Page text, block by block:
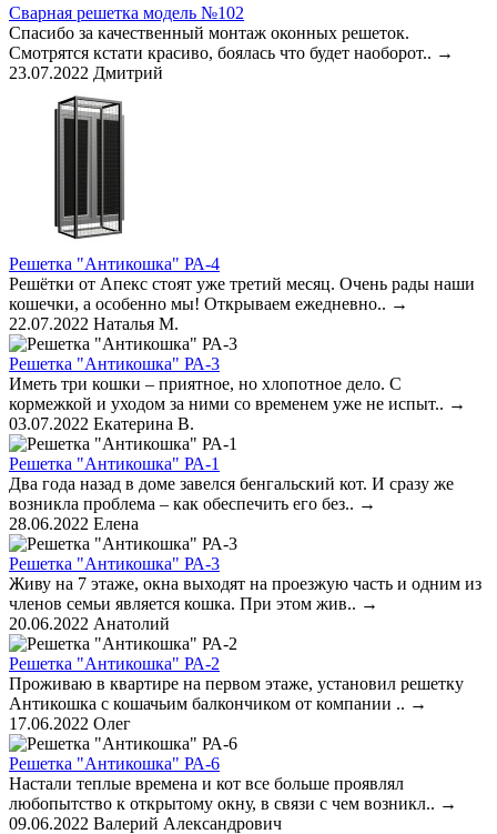
Сварная решетка модель №102
Спасибо за качественный монтаж оконных решеток.
Смотрятся кстати красиво, боялась что будет наоборот.. →
23.07.2022 Дмитрий
Решетка "Антикошка" РА-4
Решётки от Апекс стоят уже третий месяц. Очень рады наши
кошечки, а особенно мы! Открываем ежедневно.. →
22.07.2022 Наталья М.
Решетка "Антикошка" РА-3
Иметь три кошки – приятное, но хлопотное дело. С
кормежкой и уходом за ними со временем уже не испыт.. →
03.07.2022 Екатерина В.
Решетка "Антикошка" РА-1
Два года назад в доме завелся бенгальский кот. И сразу же
возникла проблема – как обеспечить его без.. →
28.06.2022 Елена
Решетка "Антикошка" РА-3
Живу на 7 этаже, окна выходят на проезжую часть и одним из
членов семьи является кошка. При этом жив.. →
20.06.2022 Анатолий
Решетка "Антикошка" РА-2
Проживаю в квартире на первом этаже, установил решетку
Антикошка с кошачьим балкончиком от компании .. →
17.06.2022 Олег
Решетка "Антикошка" РА-6
Настали теплые времена и кот все больше проявлял
любопытство к открытому окну, в связи с чем возникл.. →
09.06.2022 Валерий Александрович